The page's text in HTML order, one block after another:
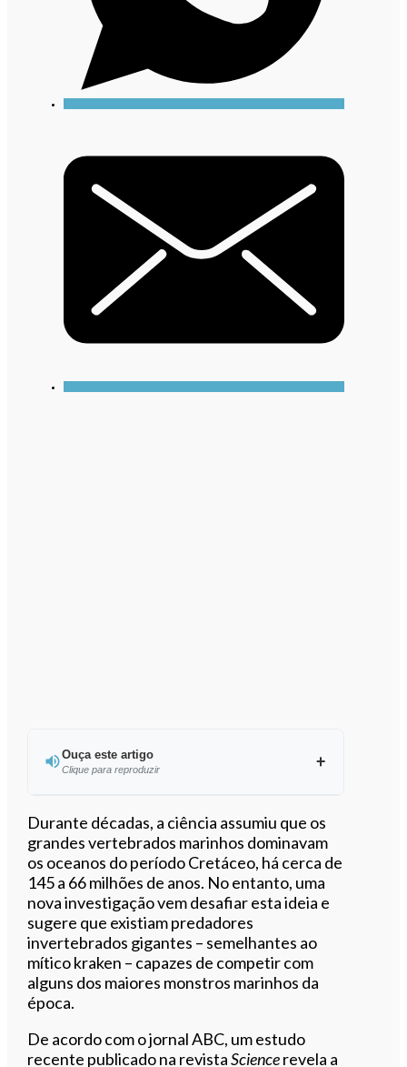
Ouça este artigo
Clique para reproduzir
Ouvir este artigo
Durante décadas, a ciência assumiu que os
grandes vertebrados marinhos dominavam
os oceanos do período Cretáceo, há cerca de
145 a 66 milhões de anos. No entanto, uma
nova investigação vem desafiar esta ideia e
sugere que existiam predadores
invertebrados gigantes – semelhantes ao
mítico kraken – capazes de competir com
alguns dos maiores monstros marinhos da
época.
De acordo com o jornal ABC, um estudo
recente publicado na revistaSciencerevela a